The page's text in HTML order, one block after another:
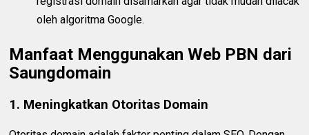
oleh algoritma Google.
Manfaat Menggunakan Web PBN dari
Saungdomain
1. Meningkatkan Otoritas Domain